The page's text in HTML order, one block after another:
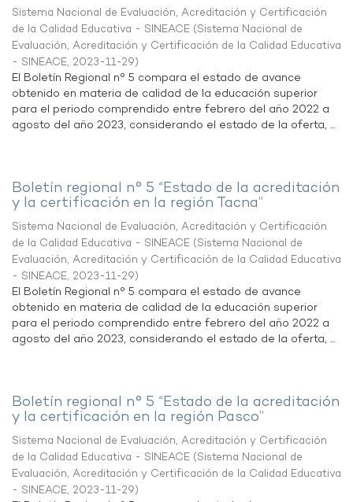
Sistema Nacional de Evaluación, Acreditación y Certificación
de la Calidad Educativa - SINEACE (Sistema Nacional de
Evaluación, Acreditación y Certificación de la Calidad Educativa
- SINEACE, 2023-11-29)
El Boletín Regional n° 5 compara el estado de avance
obtenido en materia de calidad de la educación superior
para el periodo comprendido entre febrero del año 2022 a
agosto del año 2023, considerando el estado de la oferta, ...
Boletín regional n° 5 “Estado de la acreditación
y la certificación en la región Tacna”
Sistema Nacional de Evaluación, Acreditación y Certificación
de la Calidad Educativa - SINEACE (Sistema Nacional de
Evaluación, Acreditación y Certificación de la Calidad Educativa
- SINEACE, 2023-11-29)
El Boletín Regional n° 5 compara el estado de avance
obtenido en materia de calidad de la educación superior
para el periodo comprendido entre febrero del año 2022 a
agosto del año 2023, considerando el estado de la oferta, ...
Boletín regional n° 5 “Estado de la acreditación
y la certificación en la región Pasco”
Sistema Nacional de Evaluación, Acreditación y Certificación
de la Calidad Educativa - SINEACE (Sistema Nacional de
Evaluación, Acreditación y Certificación de la Calidad Educativa
- SINEACE, 2023-11-29)